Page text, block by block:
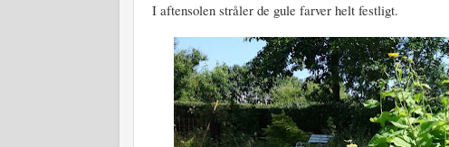
I aftensolen stråler de gule farver helt festligt.